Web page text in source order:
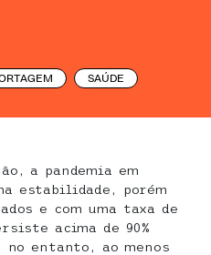
SAÚDE
a pandemia em
estabilidade, porém
e com uma taxa de
acima de 90%
no entanto, ao menos